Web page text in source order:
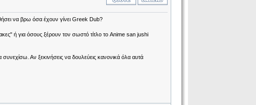
να βρω όσα έχουν γίνει Greek Dub?
ή για όσους ξέρουν τον σωστό τίτλο το Anime san jushi
Αν ξεκινήσεις να δουλεύεις κανονικά όλα αυτά